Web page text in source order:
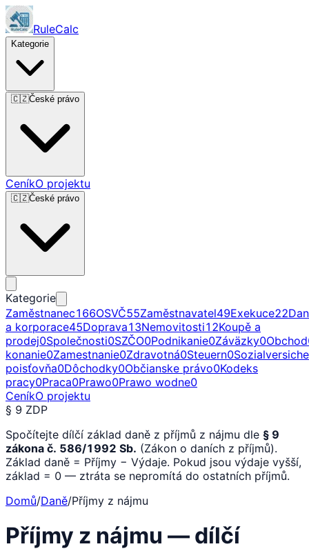
RuleCalc
Kategorie
🇨🇿České právo
CeníkO projektu
🇨🇿České právo
Kategorie
Zaměstnanec166OSVČ55Zaměstnavatel49Exekuce22
a korporace45Doprava13Nemovitosti12Koupě a
prodej0Společnosti0SZČO0Podnikanie0Záväzky0Obchod
konanie0Zamestnanie0Zdravotná0Steuern0
poisťovňa0Dôchodky0Občianske právo0Kodeks
pracy0Praca0Prawo0Prawo wodne0
CeníkO projektu
§ 9 ZDP
Spočítejte dílčí základ daně z příjmů z nájmu dle § 9
zákona č. 586/1992 Sb. (Zákon o daních z příjmů).
Základ daně = Příjmy − Výdaje. Pokud jsou výdaje vyšší,
základ = 0 — ztráta se nepromítá do ostatních příjmů.
Domů/Daně/Příjmy z nájmu
Příjmy z nájmu — dílčí